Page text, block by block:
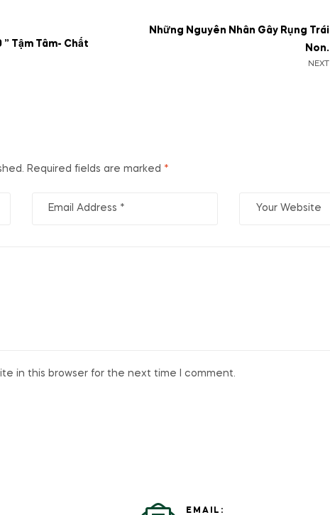
Tậm Tâm- Chất
NEXT
Những Nguyên Nhân Gây Rụng Trái
Non.
Required fields are marked *
in this browser for the next time I comment.
EMAIL: